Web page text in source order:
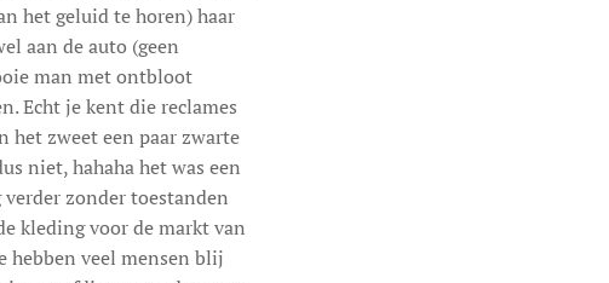
het geluid te horen) haar
aan de auto (geen
man met ontbloot
Echt je kent die reclames
het zweet een paar zwarte
niet, hahaha het was een
zonder toestanden
kleding voor de markt van
hebben veel mensen blij